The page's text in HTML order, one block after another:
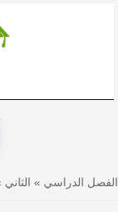
الفصل الدراسي » الثاني